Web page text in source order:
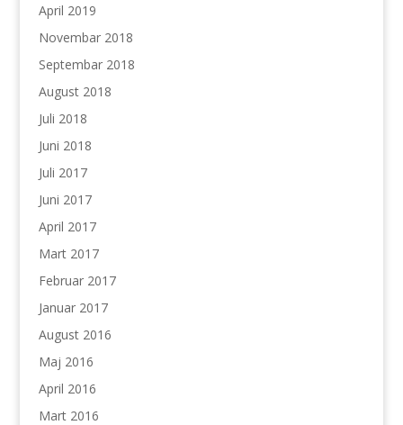
April 2019
Novembar 2018
Septembar 2018
August 2018
Juli 2018
Juni 2018
Juli 2017
Juni 2017
April 2017
Mart 2017
Februar 2017
Januar 2017
August 2016
Maj 2016
April 2016
Mart 2016